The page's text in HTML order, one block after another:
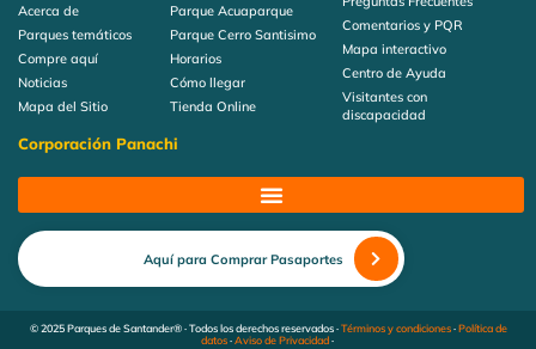
Acerca de
Parques temáticos
Compre aquí
Noticias
Mapa del Sitio
Parque Acuaparque
Parque Cerro Santisimo
Horarios
Cómo llegar
Tienda Online
Comentarios y PQR
Mapa interactivo
Centro de Ayuda
Visitantes con
discapacidad
Corporación Panachi
Aquí para Comprar Pasaportes
© 2025 Parques de Santander® · Todos los derechos reservados ·Términos y condiciones·Política de
datos·Aviso de Privacidad·